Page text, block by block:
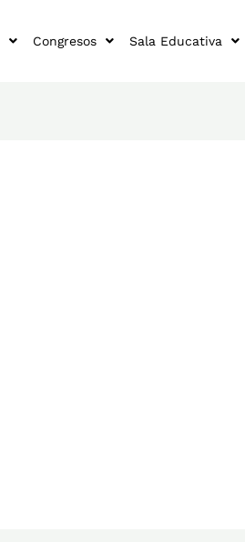
Congresos Sala Educativa